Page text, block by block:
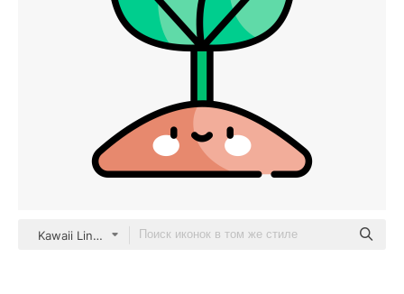
Kawaii Lineal color